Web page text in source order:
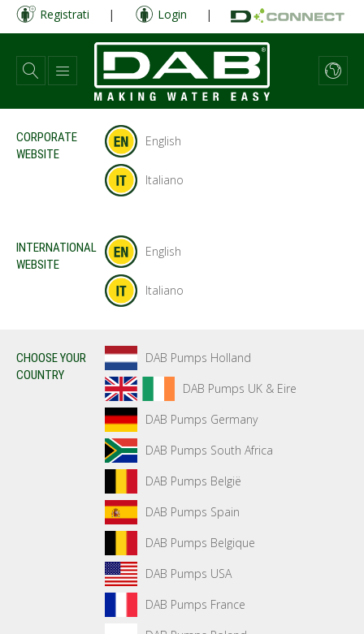
Salta
contenuto
principale
Registrati | Login |
CORPORATE
WEBSITE
English
Italiano
INTERNATIONAL
WEBSITE
English
Italiano
CHOOSE YOUR
COUNTRY
DAB Pumps Holland
DAB Pumps UK & Eire
DAB Pumps Germany
DAB Pumps South Africa
DAB Pumps België
DAB Pumps Spain
DAB Pumps Belgique
DAB Pumps USA
DAB Pumps France